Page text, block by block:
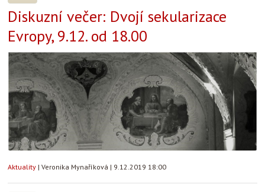
Diskuzní večer: Dvojí sekularizace
Evropy, 9.12. od 18.00
Aktuality | Veronika Mynaříková | 9.12.2019 18:00